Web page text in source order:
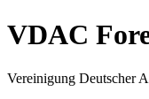
VDAC
Vereinigung Deutscher